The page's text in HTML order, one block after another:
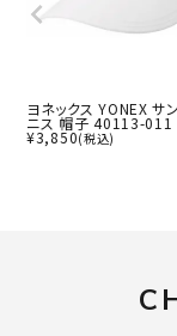
ヨネックス YONEX サ
ニス 帽子 40113-011
¥3,850(税込)